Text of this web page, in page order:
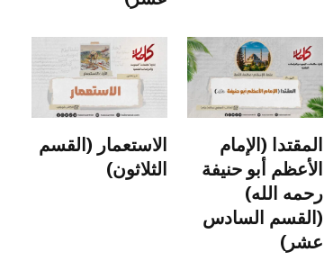
المقتدا (الإمام
الأعظم أبو حنيفة
رحمه الله)
(القسم السادس
عشر)
الاستعمار (القسم
الثلاثون)